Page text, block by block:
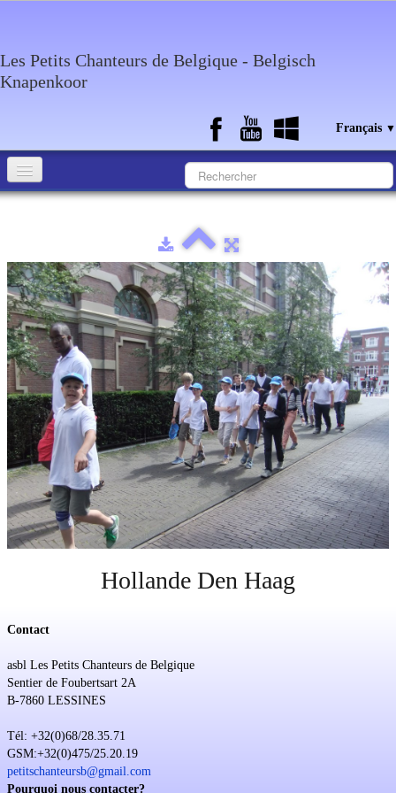
Les Petits Chanteurs de Belgique - Belgisch
Knapenkoor
Français ▼
Medias
Agenda
Discographie
Contact
Soutien
Sponsoring
Événements
Hollande Den Haag
Contact
asbl Les Petits Chanteurs de Belgique
Sentier de Foubertsart 2A
B-7860 LESSINES
Tél: +32(0)68/28.35.71
GSM:+32(0)475/25.20.19
petitschanteursb@gmail.com
Pourquoi nous contacter?